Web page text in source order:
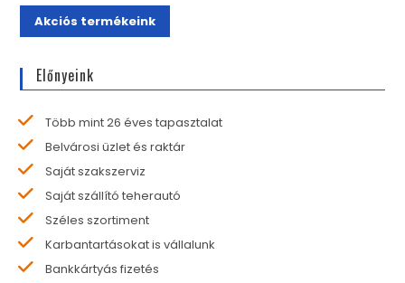
Akciós termékeink
Előnyeink
Több mint 26 éves tapasztalat
Belvárosi üzlet és raktár
Saját szakszerviz
Saját szállító teherautó
Széles szortiment
Karbantartásokat is vállalunk
Bankkártyás fizetés